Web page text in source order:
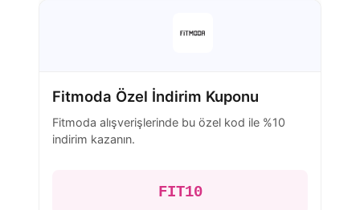
Fitmoda Özel İndirim Kuponu
Fitmoda alışverişlerinde bu özel kod ile %10
indirim kazanın.
FIT10